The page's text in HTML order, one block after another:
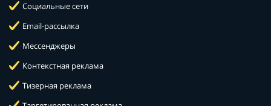
Социальные сети
Email-рассылка
Мессенджеры
Контекстная реклама
Тизерная реклама